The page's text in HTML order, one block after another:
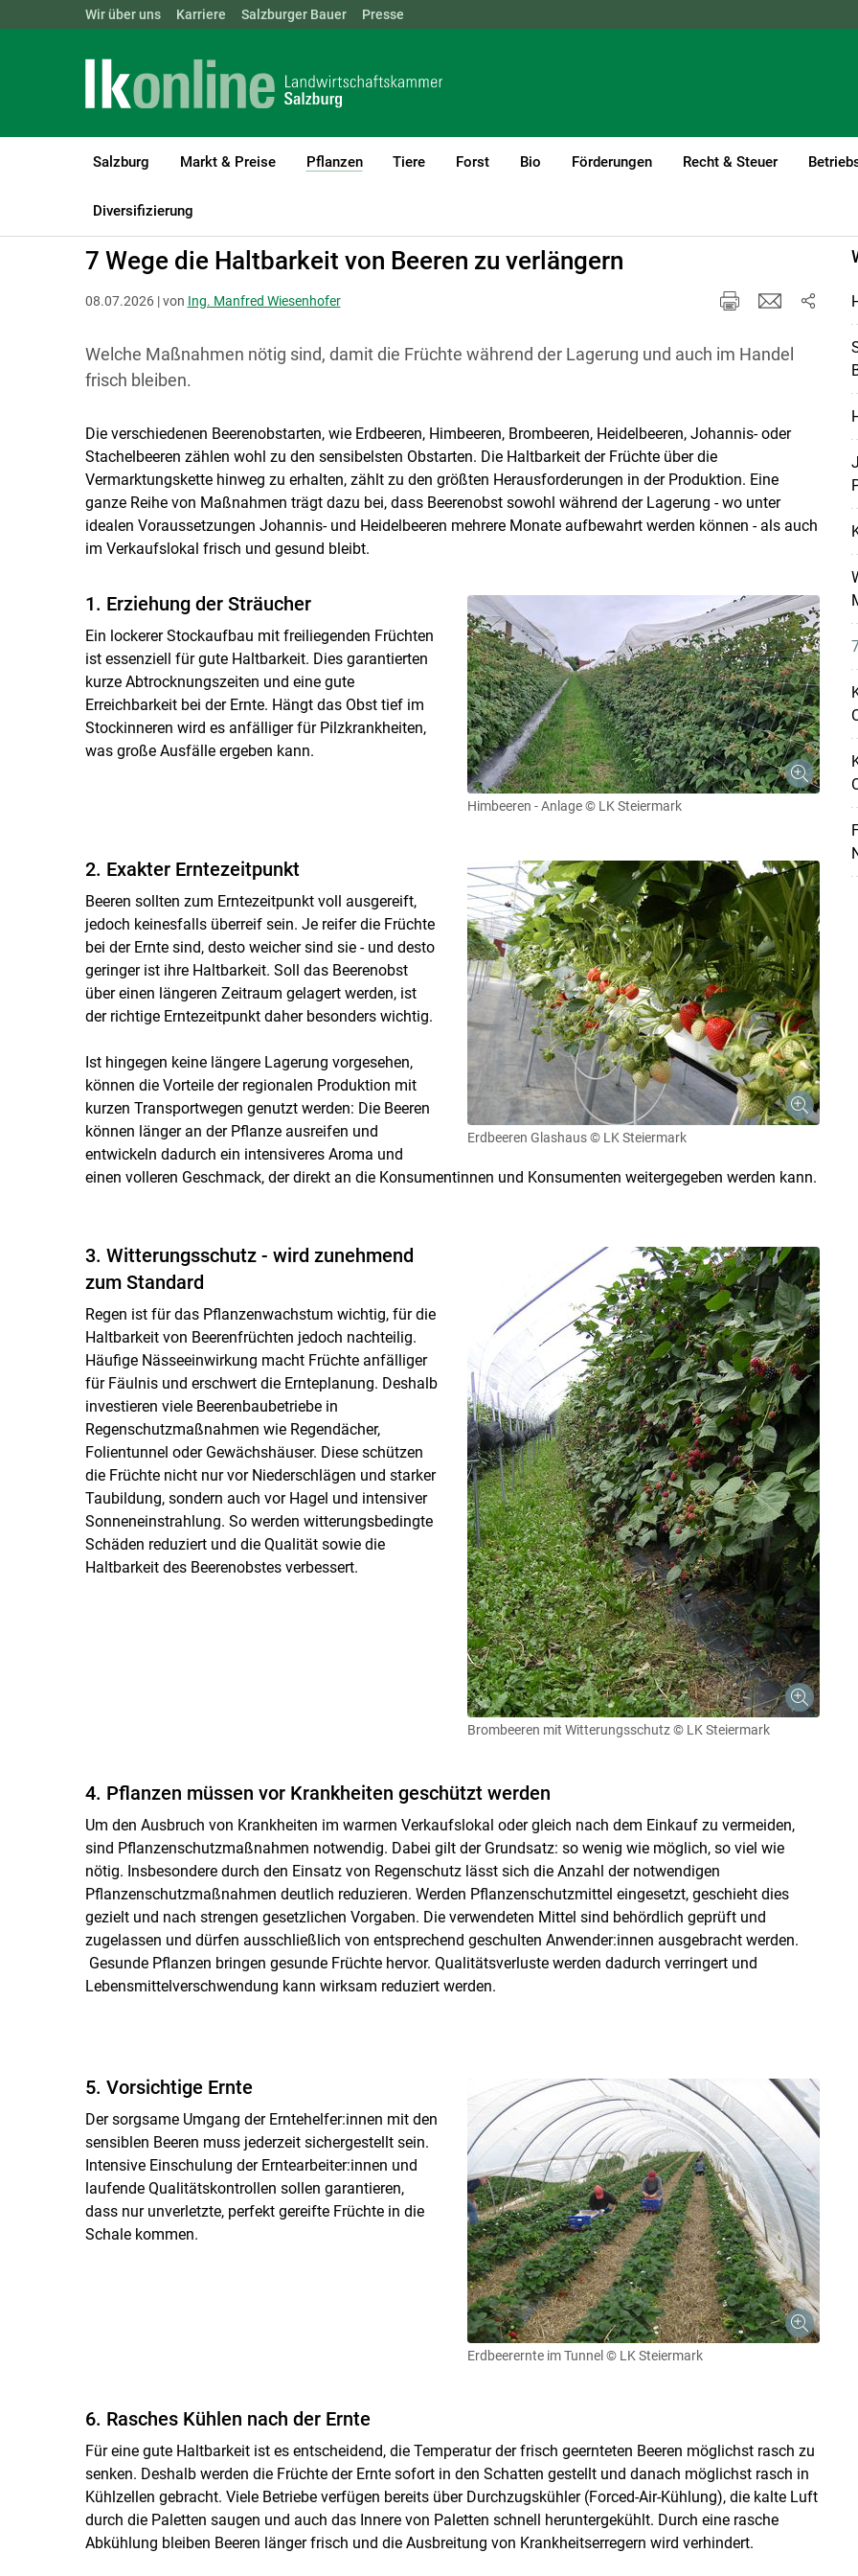
Skip to main content
Landwirtschaftskammern: ÖSTERREICH BGLD KTN
Wir über uns Karriere Salzburger Bauer Presse
Salzburg Markt & Preise Pflanzen
(current)1
Tiere Forst Bio Förderungen Recht & Steuer
Diversifizierung
LK Salzburg Pflanzen
7 Wege die Haltbarkeit von Beeren zu verlängern
08.07.2026 | von Ing. Manfred Wiesenhofer
Welche Maßnahmen nötig sind, damit die Früchte während der Lagerung und auch im Handel
frisch bleiben.
Die verschiedenen Beerenobstarten, wie Erdbeeren, Himbeeren, Brombeeren, Heidelbeeren, Johannis- oder
Stachelbeeren zählen wohl zu den sensibelsten Obstarten. Die Haltbarkeit der Früchte über die
Vermarktungskette hinweg zu erhalten, zählt zu den größten Herausforderungen in der Produktion. Eine
ganze Reihe von Maßnahmen trägt dazu bei, dass Beerenobst sowohl während der Lagerung - wo unter
idealen Voraussetzungen Johannis- und Heidelbeeren mehrere Monate aufbewahrt werden können - als auch
im Verkaufslokal frisch und gesund bleibt.
Himbeeren - Anlage © LK Steiermark
1. Erziehung der Sträucher
Ein lockerer Stockaufbau mit freiliegenden Früchten
ist essenziell für gute Haltbarkeit. Dies garantierten
kurze Abtrocknungszeiten und eine gute
Erreichbarkeit bei der Ernte. Hängt das Obst tief im
Stockinneren wird es anfälliger für Pilzkrankheiten,
was große Ausfälle ergeben kann.
Erdbeeren Glashaus © LK Steiermark
2. Exakter Erntezeitpunkt
Beeren sollten zum Erntezeitpunkt voll ausgereift,
jedoch keinesfalls überreif sein. Je reifer die Früchte
bei der Ernte sind, desto weicher sind sie - und desto
geringer ist ihre Haltbarkeit. Soll das Beerenobst
über einen längeren Zeitraum gelagert werden, ist
der richtige Erntezeitpunkt daher besonders wichtig.
Ist hingegen keine längere Lagerung vorgesehen,
können die Vorteile der regionalen Produktion mit
kurzen Transportwegen genutzt werden: Die Beeren
können länger an der Pflanze ausreifen und
entwickeln dadurch ein intensiveres Aroma und
einen volleren Geschmack, der direkt an die Konsumentinnen und Konsumenten weitergegeben werden kann.
Brombeeren mit Witterungsschutz © LK Steiermark
3. Witterungsschutz - wird zunehmend
zum Standard
Regen ist für das Pflanzenwachstum wichtig, für die
Haltbarkeit von Beerenfrüchten jedoch nachteilig.
Häufige Nässeeinwirkung macht Früchte anfälliger
für Fäulnis und erschwert die Ernteplanung. Deshalb
investieren viele Beerenbaubetriebe in
Regenschutzmaßnahmen wie Regendächer,
Folientunnel oder Gewächshäuser. Diese schützen
die Früchte nicht nur vor Niederschlägen und starker
Taubildung, sondern auch vor Hagel und intensiver
Sonneneinstrahlung. So werden witterungsbedingte
Schäden reduziert und die Qualität sowie die
Haltbarkeit des Beerenobstes verbessert.
4. Pflanzen müssen vor Krankheiten geschützt werden
Um den Ausbruch von Krankheiten im warmen Verkaufslokal oder gleich nach dem Einkauf zu vermeiden,
sind Pflanzenschutzmaßnahmen notwendig. Dabei gilt der Grundsatz: so wenig wie möglich, so viel wie
nötig. Insbesondere durch den Einsatz von Regenschutz lässt sich die Anzahl der notwendigen
Pflanzenschutzmaßnahmen deutlich reduzieren. Werden Pflanzenschutzmittel eingesetzt, geschieht dies
gezielt und nach strengen gesetzlichen Vorgaben. Die verwendeten Mittel sind behördlich geprüft und
zugelassen und dürfen ausschließlich von entsprechend geschulten Anwender:innen ausgebracht werden.
Gesunde Pflanzen bringen gesunde Früchte hervor. Qualitätsverluste werden dadurch verringert und
Lebensmittelverschwendung kann wirksam reduziert werden.
Erdbeerernte im Tunnel © LK Steiermark
5. Vorsichtige Ernte
Der sorgsame Umgang der Erntehelfer:innen mit den
sensiblen Beeren muss jederzeit sichergestellt sein.
Intensive Einschulung der Erntearbeiter:innen und
laufende Qualitätskontrollen sollen garantieren,
dass nur unverletzte, perfekt gereifte Früchte in die
Schale kommen.
6. Rasches Kühlen nach der Ernte
Für eine gute Haltbarkeit ist es entscheidend, die Temperatur der frisch geernteten Beeren möglichst rasch zu
senken. Deshalb werden die Früchte der Ernte sofort in den Schatten gestellt und danach möglichst rasch in
Kühlzellen gebracht. Viele Betriebe verfügen bereits über Durchzugskühler (Forced-Air-Kühlung), die kalte Luft
durch die Paletten saugen und auch das Innere von Paletten schnell heruntergekühlt. Durch eine rasche
Abkühlung bleiben Beeren länger frisch und die Ausbreitung von Krankheitserregern wird verhindert.